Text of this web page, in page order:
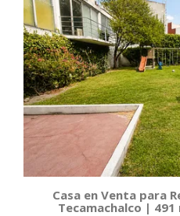
Casa en Venta para
Tecamachalco |